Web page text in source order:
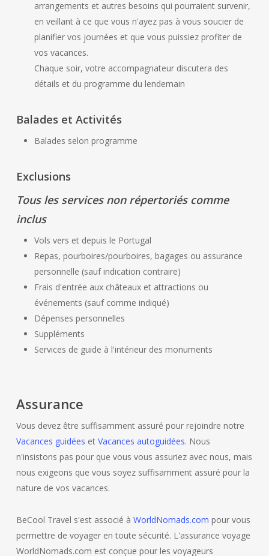
arrangements et autres besoins qui pourraient survenir,
en veillant à ce que vous n'ayez pas à vous soucier de
planifier vos journées et que vous puissiez profiter de
vos vacances.
Chaque soir, votre accompagnateur discutera des
détails et du programme du lendemain
Balades et Activités
Balades selon programme
Exclusions
Tous les services non répertoriés comme
inclus
Vols vers et depuis le Portugal
Repas, pourboires/pourboires, bagages ou assurance
personnelle (sauf indication contraire)
Frais d'entrée aux châteaux et attractions ou
événements (sauf comme indiqué)
Dépenses personnelles
Suppléments
Services de guide à l'intérieur des monuments
Assurance
Vous devez être suffisamment assuré pour rejoindre notre
Vacances guidées et Vacances autoguidées. Nous
n'insistons pas pour que vous vous assuriez avec nous, mais
nous exigeons que vous soyez suffisamment assuré pour la
nature de vos vacances.
BeCool Travel s'est associé à WorldNomads.com pour vous
permettre de voyager en toute sécurité. L'assurance voyage
WorldNomads.com est conçue pour les voyageurs